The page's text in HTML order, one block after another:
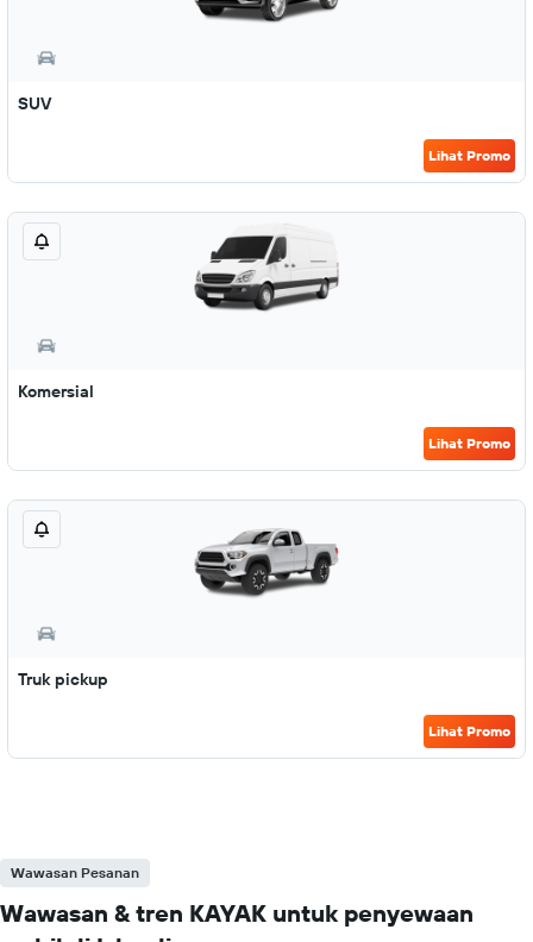
SUV
Lihat Promo
Komersial
Lihat Promo
Truk pickup
Lihat Promo
Wawasan Pesanan
Wawasan & tren KAYAK untuk penyewaan